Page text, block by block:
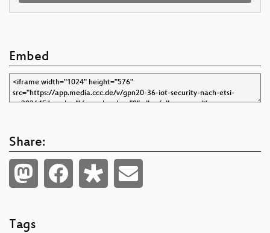
Embed
Share:
Tags